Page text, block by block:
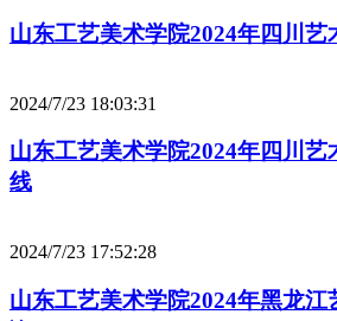
山东工艺美术学院2024年四川艺
2024/7/23 18:03:31
山东工艺美术学院2024年四川
线
2024/7/23 17:52:28
山东工艺美术学院2024年黑龙